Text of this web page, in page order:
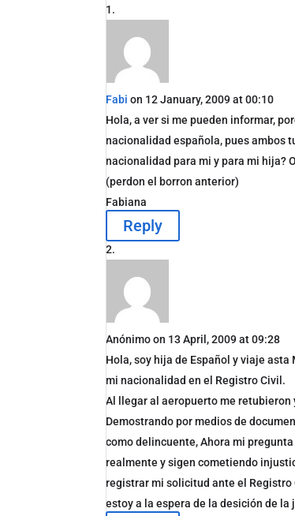
Fabi on 12 January, 2009 at 00:10
Hola, a ver si me pueden informar,
nacionalidad española, pues ambos
nacionalidad para mi y para mi hija?
(perdon el borron anterior)
Fabiana
Reply
Anónimo on 13 April, 2009 at 09:28
Hola, soy hija de Español y viaje
mi nacionalidad en el Registro Civil.
Al llegar al aeropuerto me
Demostrando por medios de
como delincuente, Ahora mi
realmente y sigen cometiendo
registrar mi solicitud ante el Registro
estoy a la espera de la desición de la